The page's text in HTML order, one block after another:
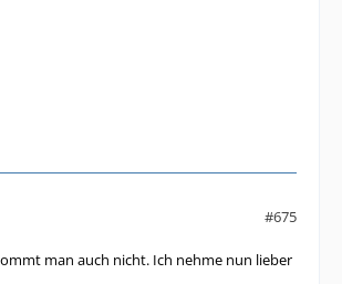
#675
man auch nicht. Ich nehme nun lieber